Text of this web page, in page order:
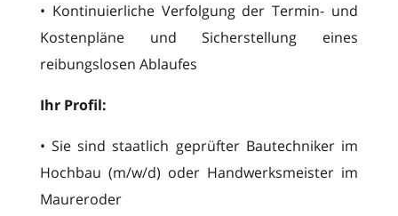
• Kontinuierliche Verfolgung der Termin- und
Kostenpläne und Sicherstellung eines
reibungslosen Ablaufes
Ihr Profil:
• Sie sind staatlich geprüfter Bautechniker im
Hochbau (m/w/d) oder Handwerksmeister im
Maureroder